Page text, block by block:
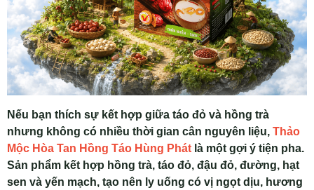
Nếu bạn thích sự kết hợp giữa táo đỏ và hồng trà
nhưng không có nhiều thời gian cân nguyên liệu, Thảo
Mộc Hòa Tan Hồng Táo Hùng Phát là một gợi ý tiện pha.
Sản phẩm kết hợp hồng trà, táo đỏ, đậu đỏ, đường, hạt
sen và yến mạch, tạo nên ly uống có vị ngọt dịu, hương